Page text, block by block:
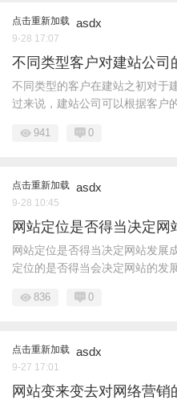
点击重新加载 asdx
9-28 17:07
不同类型客户对建站公司
不同类型的客户在建站之初对于
过来说，建站公司可以根据客户的
941 0
点击重新加载 asdx
9-28 10:45
网站定位是否得当决定网
网站定位是否得当决定网站发展
定位的是否得当会决定网站的发展
836 0
点击重新加载 asdx
9-27 17:01
网站变来变去对网络营销